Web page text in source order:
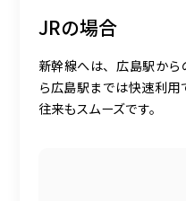
JRの場合
新幹線へは、広島駅か
ら広島駅までは快速利
往来もスムーズです。